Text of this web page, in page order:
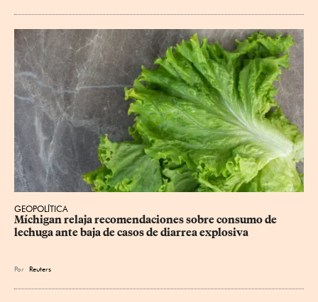
GEOPOLÍTICA
Míchigan relaja recomendaciones sobre consumo de
lechuga ante baja de casos de diarrea explosiva
Por Reuters